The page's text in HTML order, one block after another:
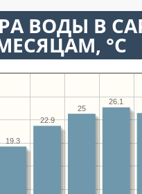
ВОДЫ В
°C
26.1
25
22.9
19.3